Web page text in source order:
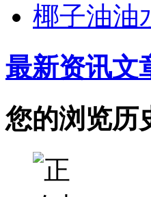
椰子油油
最新资讯文
您的浏览历